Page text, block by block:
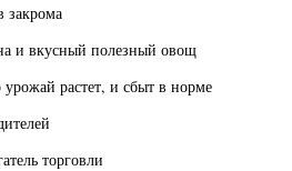
закрома
и вкусный полезный овощ
растет, и сбыт в норме
торговли